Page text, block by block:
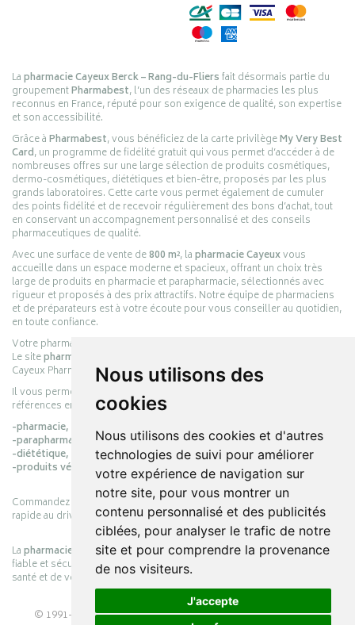
Nous utilisons des
cookies
Nous utilisons des cookies et d'autres
technologies de suivi pour améliorer
votre expérience de navigation sur
notre site, pour vous montrer un
contenu personnalisé et des publicités
ciblées, pour analyser le trafic de notre
site et pour comprendre la provenance
de nos visiteurs.
J'accepte
Lapharmacie Cayeux Berck – Rang-du-Fliersfait désormais partie du
groupementPharmabest, l’un des réseaux de pharmacies les plus
reconnus en France, réputé pour son exigence de qualité, son expertise
et son accessibilité.
Grâce àPharmabest, vous bénéficiez de la carte privilègeMy Very Best
Card, un programme de fidélité gratuit qui vous permet d’accéder à de
nombreuses offres sur une large sélection de produits cosmétiques,
dermo-cosmétiques, diététiques et bien-être, proposés par les plus
grands laboratoires. Cette carte vous permet également de cumuler
des points fidélité et de recevoir régulièrement des bons d’achat, tout
en conservant un accompagnement personnalisé et des conseils
pharmaceutiques de qualité.
Avec une surface de vente de800 m², lapharmacie Cayeuxvous
accueille dans un espace moderne et spacieux, offrant un choix très
large de produits en pharmacie et parapharmacie, sélectionnés avec
rigueur et proposés à des prix attractifs. Notre équipe de pharmaciens
et de préparateurs est à votre écoute pour vous conseiller au quotidien,
en toute confiance.
Votre pharmacie en ligne :
Le sitepharmacie-cayeux.fr
Cayeux Pharmabest Berck-sur-Mer – Rang-du-Fliers.
Il vous permet de réaliser vos achats en ligne parmi des milliers de
références en :
-pharmacie,
-parapharmacie,
-diététique,
-produits vétérinaires.
Commandez simplement vos produits en ligne et choisissez le retrait
rapide au drive ou la livraison à domicile, en toute simplicité.
Lapharmacie Cayeuxs’engage à vous offrir une expérience pratique,
fiable et sécurisée, en officine comme en ligne, au service de votre
santé et de votre bien-être.
© 1991-2026PHARMACIE CAYEUX– Tous droits réservés –